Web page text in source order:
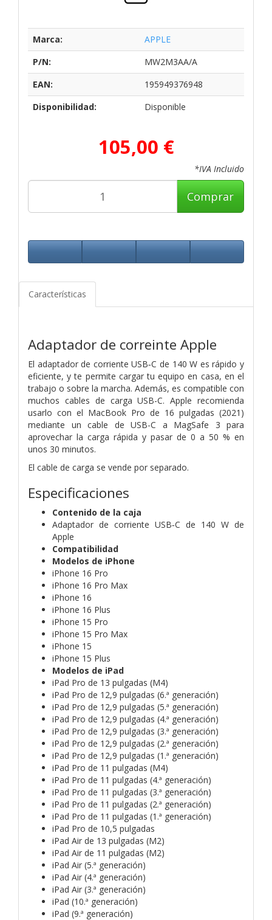
Marca:
APPLE
P/N:
MW2M3AA/A
EAN:
195949376948
Disponibilidad:
Disponible
105,00 €
*IVA Incluido
Comprar
Características
Adaptador de correinte Apple
El adaptador de corriente USB‑C de 140 W es rápido y
eficiente, y te permite cargar tu equipo en casa, en el
trabajo o sobre la marcha. Además, es compatible con
muchos cables de carga USB-C. Apple recomienda
usarlo con el MacBook Pro de 16 pulgadas (2021)
mediante un cable de USB-C a MagSafe 3 para
aprovechar la carga rápida y pasar de 0 a 50 % en
unos 30 minutos.
El cable de carga se vende por separado.
Especificaciones
Contenido de la caja
Adaptador de corriente USB‑C de 140 W de
Apple
Compatibilidad
Modelos de iPhone
iPhone 16 Pro
iPhone 16 Pro Max
iPhone 16
iPhone 16 Plus
iPhone 15 Pro
iPhone 15 Pro Max
iPhone 15
iPhone 15 Plus
Modelos de iPad
iPad Pro de 13 pulgadas (M4)
iPad Pro de 12,9 pulgadas (6.ª generación)
iPad Pro de 12,9 pulgadas (5.ª generación)
iPad Pro de 12,9 pulgadas (4.ª generación)
iPad Pro de 12,9 pulgadas (3.ª generación)
iPad Pro de 12,9 pulgadas (2.ª generación)
iPad Pro de 12,9 pulgadas (1.ª generación)
iPad Pro de 11 pulgadas (M4)
iPad Pro de 11 pulgadas (4.ª generación)
iPad Pro de 11 pulgadas (3.ª generación)
iPad Pro de 11 pulgadas (2.ª generación)
iPad Pro de 11 pulgadas (1.ª generación)
iPad Pro de 10,5 pulgadas
iPad Air de 13 pulgadas (M2)
iPad Air de 11 pulgadas (M2)
iPad Air (5.ª generación)
iPad Air (4.ª generación)
iPad Air (3.ª generación)
iPad (10.ª generación)
iPad (9.ª generación)